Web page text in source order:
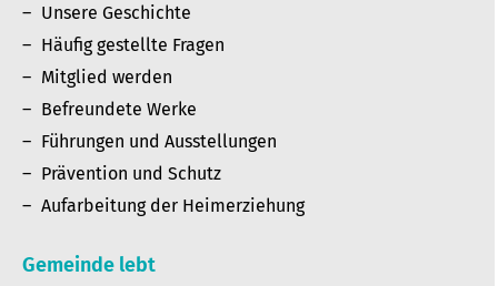
Unsere Geschichte
Häufig gestellte Fragen
Mitglied werden
Befreundete Werke
Führungen und Ausstellungen
Prävention und Schutz
Aufarbeitung der Heimerziehung
Gemeinde lebt